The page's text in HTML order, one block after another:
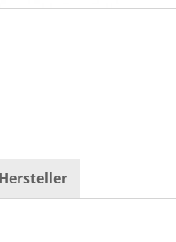
Hersteller